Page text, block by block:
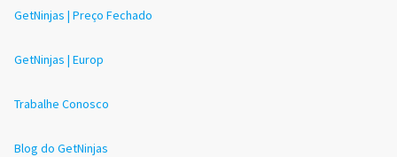
GetNinjas | Preço Fechado
GetNinjas | Europ
Trabalhe Conosco
Blog do GetNinjas